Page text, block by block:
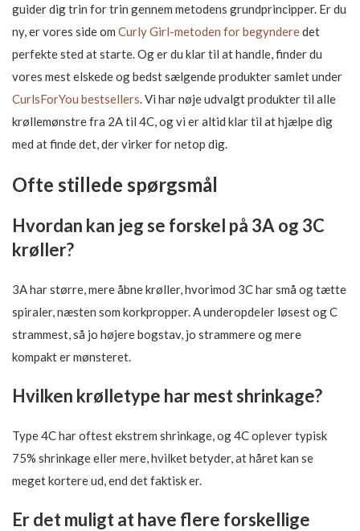
guider dig trin for trin gennem metodens grundprincipper. Er du
ny, er vores side om Curly Girl-metoden for begynderedet
perfekte sted at starte. Og er du klar til at handle, finder du
vores mest elskede og bedst sælgende produkter samlet under
CurlsForYou bestsellers . Vi har nøje udvalgt produkter til alle
krøllemønstre fra 2A til 4C, og vi er altid klar til at hjælpe dig
med at finde det, der virker for netop dig.
Ofte stillede spørgsmål
Hvordan kan jeg se forskel på 3A og 3C
krøller?
3A har større, mere åbne krøller, hvorimod 3C har små og tætte
spiraler, næsten som korkpropper. A underopdeler løsest og C
strammest, så jo højere bogstav, jo strammere og mere
kompakt er mønsteret.
Hvilken krølletype har mest shrinkage?
Type 4C har oftest ekstrem shrinkage, og 4C oplever typisk
75% shrinkage eller mere, hvilket betyder, at håret kan se
meget kortere ud, end det faktisk er.
Er det muligt at have flere forskellige